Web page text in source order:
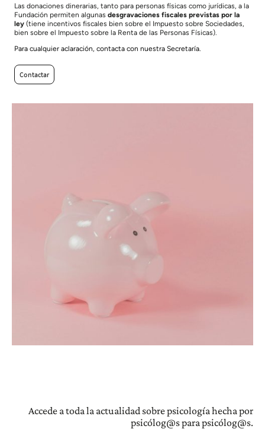
Las donaciones dinerarias, tanto para personas físicas como jurídicas, a la
Fundación permiten algunas desgravaciones fiscales previstas por la
ley (tiene incentivos fiscales bien sobre el Impuesto sobre Sociedades,
bien sobre el Impuesto sobre la Renta de las Personas Físicas).
Para cualquier aclaración, contacta con nuestra Secretaría.
Contactar
Accede a toda la actualidad sobre psicología hecha por
psicólog@s para psicólog@s.